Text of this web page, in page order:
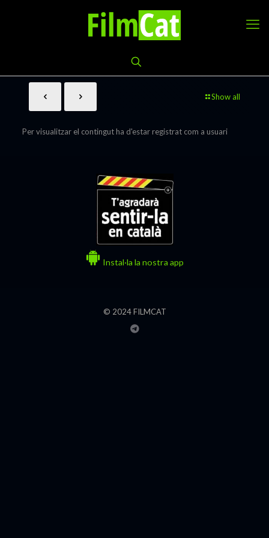
Show all
Per visualitzar el contingut ha d'estar registrat com a usuari
Instal·la la nostra app
© 2024 FILMCAT